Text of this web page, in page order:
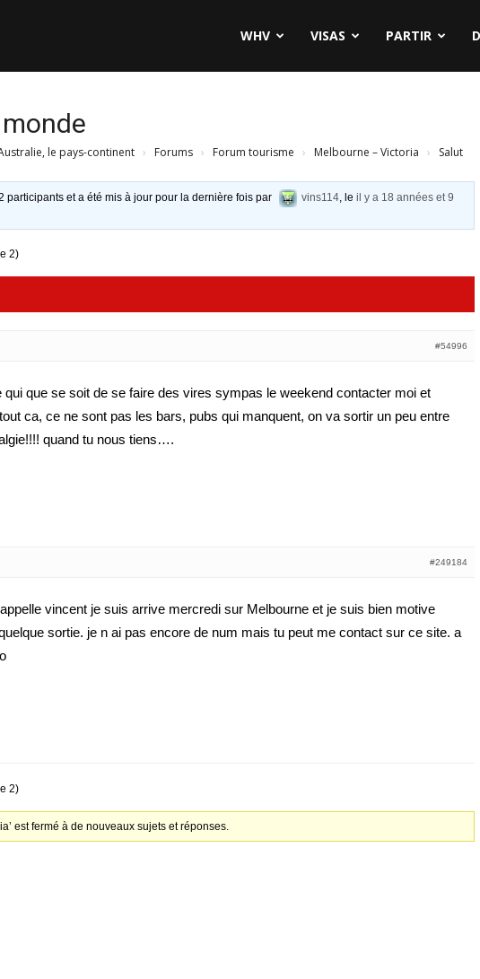
WHV VISAS PARTIR
le pays-continent › Forums › Forum tourisme › Melbourne – Victoria ›
Salut
participants et a été mis à jour pour la dernière fois par vins114, leil y a 18 années et 9
2)
#54996
qui que se soit de se faire des vires sympas le weekend contacter moi et
tout ca, ce ne sont pas les bars, pubs qui manquent, on va sortir un peu entre
quand tu nous tiens….
#249184
vincent je suis arrive mercredi sur Melbourne et je suis bien motive
sortie. je n ai pas encore de num mais tu peut me contact sur ce site. a
2)
est fermé à de nouveaux sujets et réponses.